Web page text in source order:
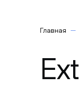
Главная